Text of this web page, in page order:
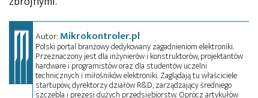
Autor:Mikrokontroler.pl
Polski portal branżowy dedykowany zagadnieniom elektroniki.
Przeznaczony jest dla inżynierów i konstruktorów, projektantów
hardware i programistów oraz dla studentów uczelni
technicznych i miłośników elektroniki. Zaglądają tu właściciele
startupów, dyrektorzy działów R&D, zarządzający średniego
szczebla i prezesi dużych przedsiębiorstw. Oprócz artykułów